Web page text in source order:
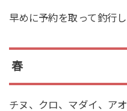
早めに予約を取って釣行し
春
チヌ、クロ、マダイ、ア